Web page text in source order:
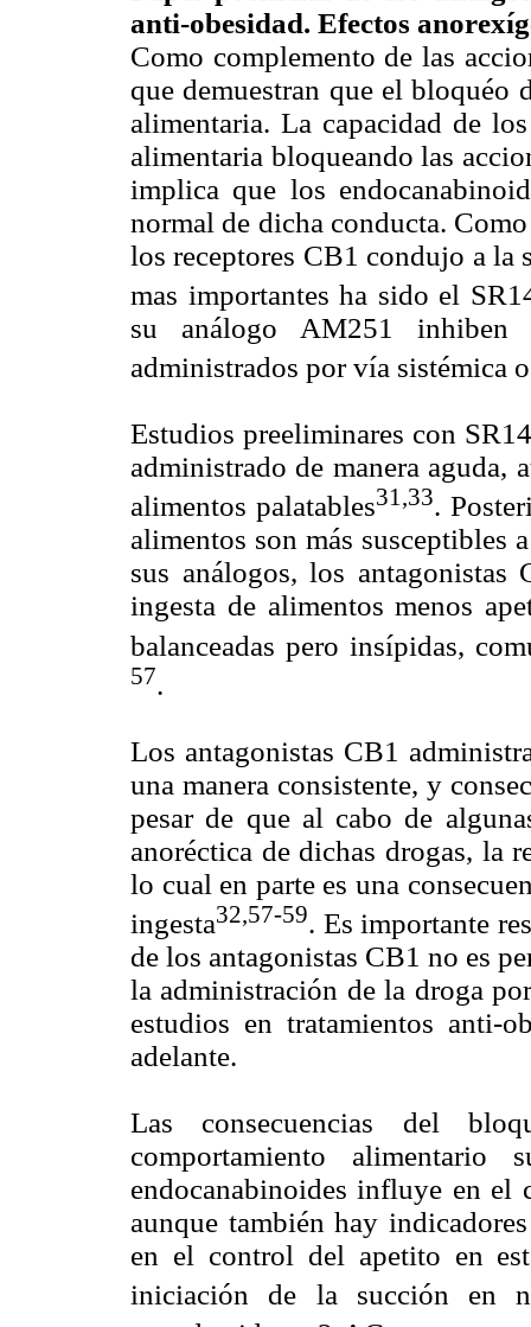
anti-obesidad. Efectos
Como complemento de las
que demuestran que el bloquéo
alimentaria. La capacidad de
alimentaria bloqueando las
implica que los
normal de dicha conducta.
los receptores CB1 condujo a la
mas importantes ha sido el
su análogo AM251 inhiben
administrados por vía sistémica
Estudios preeliminares con
administrado de manera aguda,
alimentos palatables31,33.
alimentos son más susceptibles
sus análogos, los
ingesta de alimentos menos
balanceadas pero insípidas,
57.
Los antagonistas CB1
una manera consistente, y
pesar de que al cabo de
anoréctica de dichas drogas, la
lo cual en parte es una
ingesta32,57-59. Es importante
de los antagonistas CB1 no es
la administración de la droga
estudios en tratamientos anti-
adelante.
Las consecuencias del
comportamiento
endocanabinoides influye en el
aunque también hay
en el control del apetito en
iniciación de la succión en